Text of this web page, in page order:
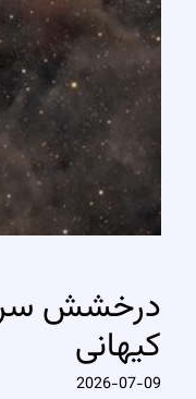
درخشش
کیهانی
2026-07-09